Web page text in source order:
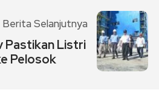
Berita Selanjutnya
Pastikan Listri
Pelosok